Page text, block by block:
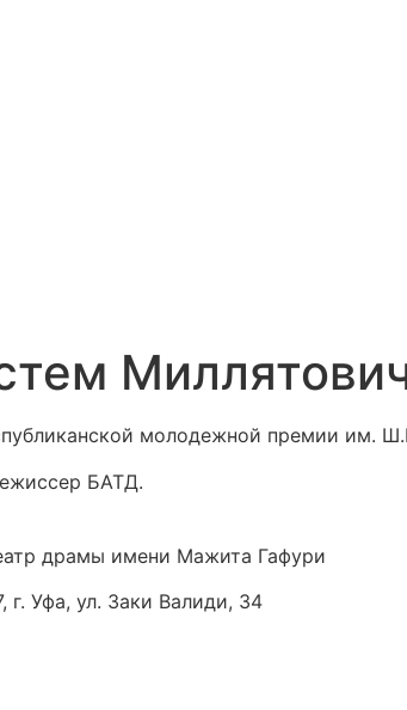
молодежной премии им.
БАТД.
драмы имени Мажита Гафури
г. Уфа, ул. Заки Валиди, 34